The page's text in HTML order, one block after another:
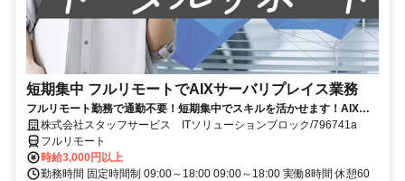
短期集中 フルリモートでAIXサーバリプレイス業務
フルリモート勤務で通勤不要！短期集中でスキルを活かせます！AIXの
経験を積むチャンス！
株式会社スタッフサービス ITソリューションブロック/796741a
フルリモート
時給3,000円以上
勤務時間 固定時間制 09:00～18:00 09:00～18:00 実働8時間 休憩60